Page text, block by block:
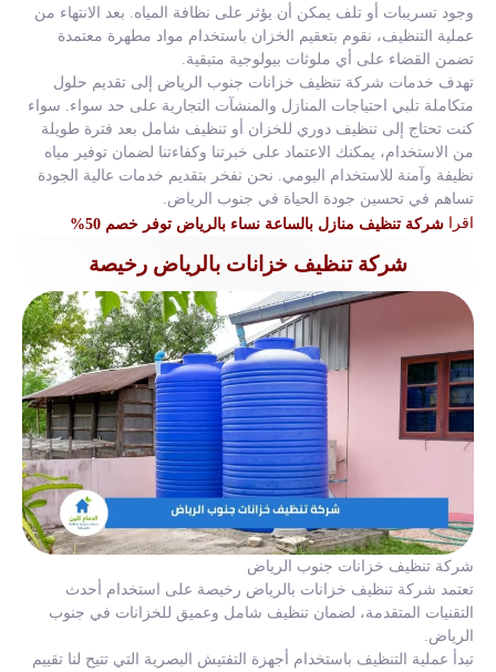
وجود تسريبات أو تلف يمكن أن يؤثر على نظافة المياه. بعد الانتهاء من
عملية التنظيف، نقوم بتعقيم الخزان باستخدام مواد مطهرة معتمدة
تضمن القضاء على أي ملوثات بيولوجية متبقية.
تهدف خدمات شركة تنظيف خزانات جنوب الرياض إلى تقديم حلول
متكاملة تلبي احتياجات المنازل والمنشآت التجارية على حد سواء. سواء
كنت تحتاج إلى تنظيف دوري للخزان أو تنظيف شامل بعد فترة طويلة
من الاستخدام، يمكنك الاعتماد على خبرتنا وكفاءتنا لضمان توفير مياه
نظيفة وآمنة للاستخدام اليومي. نحن نفخر بتقديم خدمات عالية الجودة
تساهم في تحسين جودة الحياة في جنوب الرياض.
اقرا شركة تنظيف منازل بالساعة نساء بالرياض توفر خصم 50%
شركة تنظيف خزانات بالرياض رخيصة
شركة تنظيف خزانات جنوب الرياض
تعتمد شركة تنظيف خزانات بالرياض رخيصة على استخدام أحدث
التقنيات المتقدمة، لضمان تنظيف شامل وعميق للخزانات في جنوب
الرياض.
تبدأ عملية التنظيف باستخدام أجهزة التفتيش البصرية التي تتيح لنا تقييم